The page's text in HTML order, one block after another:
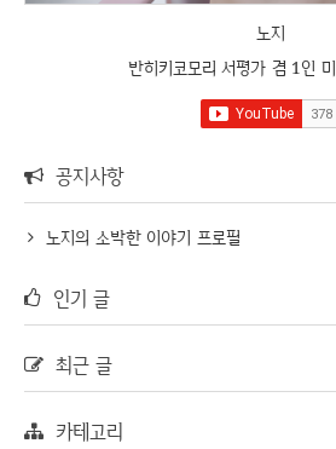
노지
반히키코모리 서평가 겸 1인
공지사항
노지의 소박한 이야기 프로필
인기 글
최근 글
카테고리